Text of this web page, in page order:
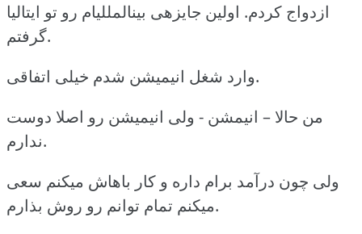
ازدواج کردم. اولین جایزهی بینالمللیام رو تو ایتالیا
گرفتم.
وارد شغل انیمیشن شدم خیلی اتفاقی.
من حالا – انیمشن - ولی انیمیشن رو اصلا دوست
ندارم.
ولی چون درآمد برام داره و کار باهاش میکنم سعی
میکنم تمام توانم رو روش بذارم.